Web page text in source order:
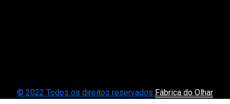
© 2022 Todos os direitos reservados Fábrica do Olhar